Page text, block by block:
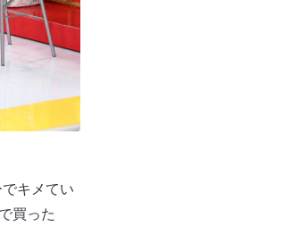
キメてい
買った